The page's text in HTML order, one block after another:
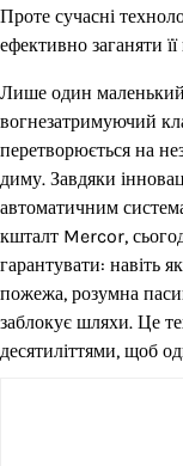
Проте сучасні
ефективно заганяти
Лише один
вогнезатримуючий
перетворюється на
диму. Завдяки
автоматичним
кшталт Mercor,
гарантувати: навіть
пожежа, розумна
заблокує шляхи. Це
десятиліттями, щоб